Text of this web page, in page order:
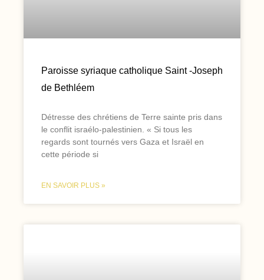
Paroisse syriaque catholique Saint -Joseph
de Bethléem
Détresse des chrétiens de Terre sainte pris dans
le conflit israélo-palestinien. « Si tous les
regards sont tournés vers Gaza et Israël en
cette période si
EN SAVOIR PLUS »